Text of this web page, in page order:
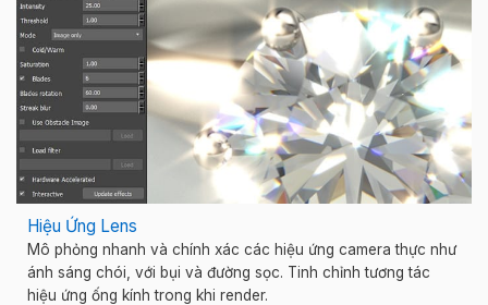
Hiệu Ứng Lens
Mô phỏng nhanh và chính xác các hiệu ứng camera thực như
ánh sáng chói, với bụi và đường sọc. Tinh chỉnh tương tác
hiệu ứng ống kính trong khi render.